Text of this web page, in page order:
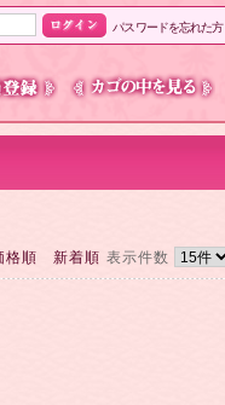
パスワードを忘れた方
格順 新着順 表示件数